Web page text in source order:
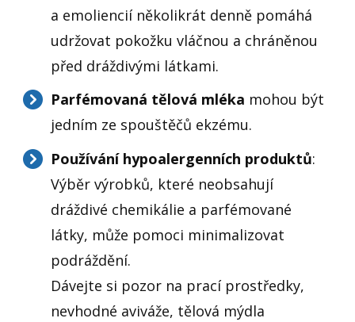
a emoliencií několikrát denně pomáhá
udržovat pokožku vláčnou a chráněnou
před dráždivými látkami.
Parfémovaná tělová mléka mohou být
jedním ze spouštěčů ekzému.
Používání hypoalergenních produktů:
Výběr výrobků, které neobsahují
dráždivé chemikálie a parfémované
látky, může pomoci minimalizovat
podráždění.
Dávejte si pozor na prací prostředky,
nevhodné aviváže, tělová mýdla